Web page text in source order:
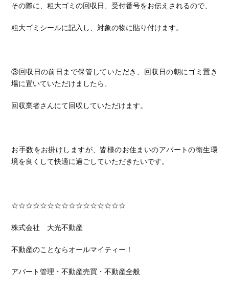
その際に、粗大ゴミの回収日、受付番号をお伝えされるので、
粗大ゴミシールに記入し、対象の物に貼り付けます。
③回収日の前日まで保管していただき、回収日の朝にゴミ置き
場に置いていただけましたら、
回収業者さんにて回収していただけます。
お手数をお掛けしますが、皆様のお住まいのアパートの衛生環
境を良くして快適に過ごしていただきたいです。
☆☆☆☆☆☆☆☆☆☆☆☆☆☆☆☆
株式会社 大光不動産
不動産のことならオールマイティー！
アパート管理・不動産売買・不動産全般